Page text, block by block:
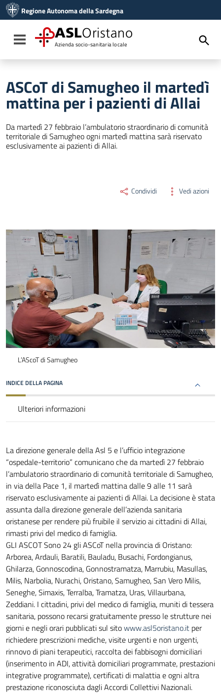
Vai al menu di navigazione
Vai al footer
Regione Autonoma della Sardegna
Toggle navigation
ASLOristano
Azienda socio-sanitaria locale
ASCoT di Samugheo il martedì
mattina per i pazienti di Allai
Da martedì 27 febbraio l’ambulatorio straordinario di comunità
territoriale di Samugheo ogni martedì mattina sarà riservato
esclusivamente ai pazienti di Allai.
Condividi Vedi azioni
L’AScoT di Samugheo
INDICE DELLA PAGINA
Ulteriori informazioni
La direzione generale della Asl 5 e l’ufficio integrazione
“ospedale-territorio” comunicano che da martedì 27 febbraio
l’ambulatorio straordinario di comunità territoriale di Samugheo,
in via della Pace 1, il martedì mattina dalle 9 alle 11 sarà
riservato esclusivamente ai pazienti di Allai. La decisione è stata
assunta dalla direzione generale dell’azienda sanitaria
oristanese per rendere più fruibile il servizio ai cittadini di Allai,
rimasti privi del medico di famiglia.
GLI ASCOT Sono 24 gli ASCoT nella provincia di Oristano:
Arborea, Ardauli, Baratili, Bauladu, Busachi, Fordongianus,
Ghilarza, Gonnoscodina, Gonnostramatza, Marrubiu, Masullas,
Milis, Narbolia, Nurachi, Oristano, Samugheo, San Vero Milis,
Seneghe, Simaxis, Terralba, Tramatza, Uras, Villaurbana,
Zeddiani. I cittadini, privi del medico di famiglia, muniti di tessera
sanitaria, possono recarsi gratuitamente presso le strutture nei
giorni e negli orari pubblicati sul sitowww.asl5oristano.it per
richiedere prescrizioni mediche, visite urgenti e non urgenti,
rinnovo di piani terapeutici, raccolta dei fabbisogni domiciliari
(inserimento in ADI, attività domiciliari programmate, prestazioni
integrative programmate), certificati di malattia e ogni altra
prestazione riconosciuta dagli Accordi Collettivi Nazionali.